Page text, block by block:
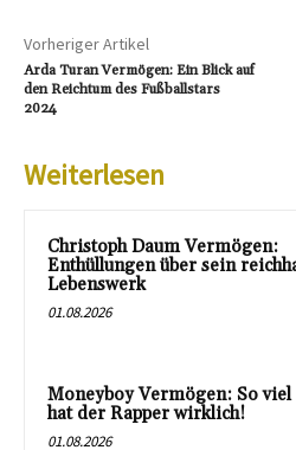
Vorheriger Artikel
Arda Turan Vermögen: Ein Blick auf
den Reichtum des Fußballstars
2024
Weiterlesen
Christoph Daum Vermögen:
Enthüllungen über sein
Lebenswerk
01.08.2026
Moneyboy Vermögen: So viel
hat der Rapper wirklich!
01.08.2026